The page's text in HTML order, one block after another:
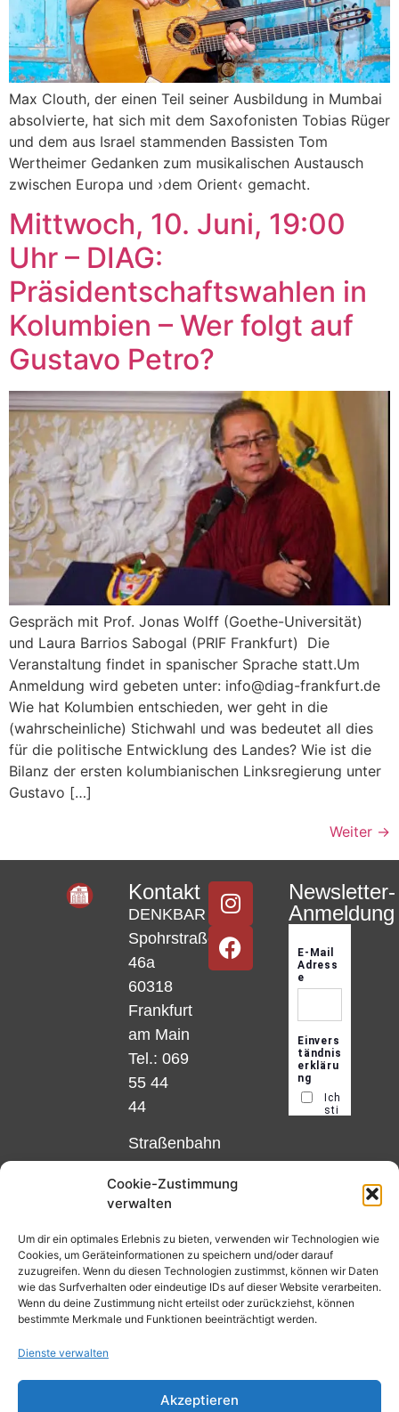
Cookie-Zustimmung
verwalten
Um dir ein optimales Erlebnis zu bieten, verwenden wir Technologien wie
Cookies, um Geräteinformationen zu speichern und/oder darauf
zuzugreifen. Wenn du diesen Technologien zustimmst, können wir Daten
wie das Surfverhalten oder eindeutige IDs auf dieser Website verarbeiten.
Wenn du deine Zustimmung nicht erteilst oder zurückziehst, können
bestimmte Merkmale und Funktionen beeinträchtigt werden.
Dienste verwalten
Akzeptieren
Max Clouth, der einen Teil seiner Ausbildung in Mumbai
absolvierte, hat sich mit dem Saxofonisten Tobias Rüger
und dem aus Israel stammenden Bassisten Tom
Wertheimer Gedanken zum musikalischen Austausch
zwischen Europa und ›dem Orient‹ gemacht.
Mittwoch, 10. Juni, 19:00
Uhr – DIAG:
Präsidentschaftswahlen in
Kolumbien – Wer folgt auf
Gustavo Petro?
Gespräch mit Prof. Jonas Wolff (Goethe-Universität)
und Laura Barrios Sabogal (PRIF Frankfurt) Die
Veranstaltung findet in spanischer Sprache statt.Um
Anmeldung wird gebeten unter: info@diag-frankfurt.de
Wie hat Kolumbien entschieden, wer geht in die
(wahrscheinliche) Stichwahl und was bedeutet all dies
für die politische Entwicklung des Landes? Wie ist die
Bilanz der ersten kolumbianischen Linksregierung unter
Gustavo […]
Weiter →
Kontakt
DENKBAR
Spohrstraße
46a
60318
Frankfurt
am Main
Tel.: 069
55 44
44
Straßenbahn
Linie 18
und 12,
Haltestelle
Matthias-
Beltz-
Platz
oder
Haltestelle
Nibelungenplatz/FH
Newsletter-
Anmeldung